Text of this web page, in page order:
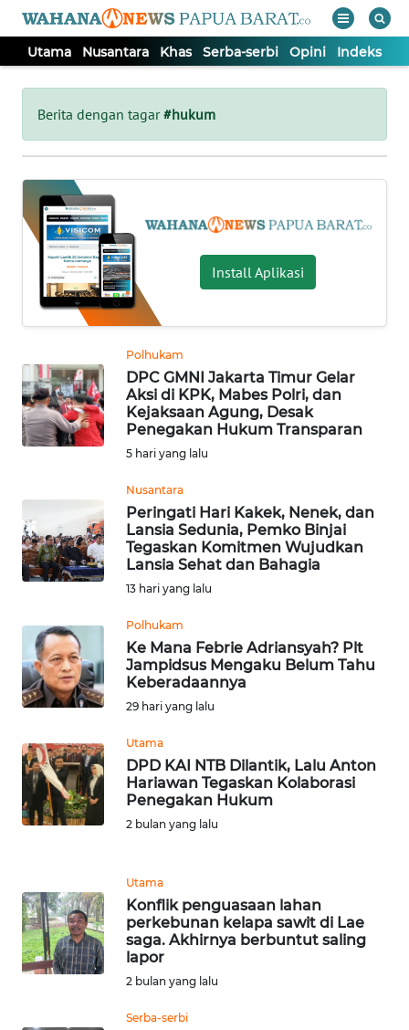
Utama Nusantara Khas Serba-serbi Opini Indeks
Berita dengan tagar#hukum
Install Aplikasi
Polhukam
DPC GMNI Jakarta Timur Gelar
Aksi di KPK, Mabes Polri, dan
Kejaksaan Agung, Desak
Penegakan Hukum Transparan
5 hari yang lalu
Nusantara
Peringati Hari Kakek, Nenek, dan
Lansia Sedunia, Pemko Binjai
Tegaskan Komitmen Wujudkan
Lansia Sehat dan Bahagia
13 hari yang lalu
Polhukam
Ke Mana Febrie Adriansyah? Plt
Jampidsus Mengaku Belum Tahu
Keberadaannya
29 hari yang lalu
Utama
DPD KAI NTB Dilantik, Lalu Anton
Hariawan Tegaskan Kolaborasi
Penegakan Hukum
2 bulan yang lalu
Utama
Konflik penguasaan lahan
perkebunan kelapa sawit di Lae
saga. Akhirnya berbuntut saling
lapor
2 bulan yang lalu
Serba-serbi
Tutup
UTAMA
NUSANTARA
KHAS
SERBA-
SERBI
OPINI
Informasi
KONTAK
KAMI
IKLAN
TENTANG
KAMI
PEDOMAN
MEDIA
SIBER
REDAKSI
DISCLAIMER
Wahana